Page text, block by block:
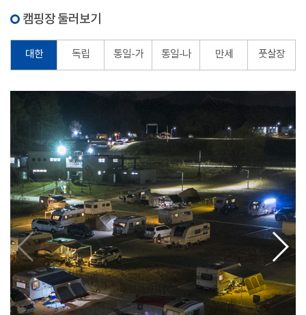
캠핑장 둘러보기
대한 독립 통일-가 통일-나 만세 풋살장